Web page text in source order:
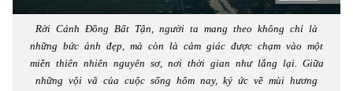
Rời Cánh Đồng Bất Tận, người ta mang theo không chỉ là
những bức ảnh đẹp, mà còn là cảm giác được chạm vào một
miền thiên nhiên nguyên sơ, nơi thời gian như lắng lại. Giữa
những vội vã của cuộc sống hôm nay, ký ức về mùi hương